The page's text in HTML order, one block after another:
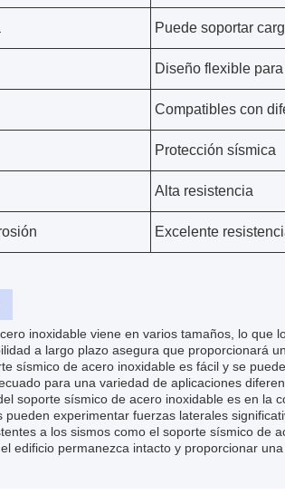
Puede soportar
Diseño flexible
Compatibles con
Protección sísmica
Alta resistencia
Excelente
inoxidable viene en varios tamaños, lo que
a largo plazo asegura que proporcionará
sísmico de acero inoxidable es fácil y se
para una variedad de aplicaciones
soporte sísmico de acero inoxidable es en la
pueden experimentar fuerzas laterales
a los sismos como el soporte sísmico de
edificio permanezca intacto y proporcionar